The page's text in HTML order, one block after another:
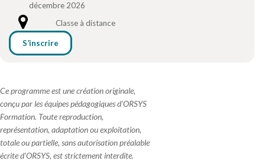
décembre 2026
Classe à distance
S’inscrire
Ce programme est une création originale,
conçu par les équipes pédagogiques d'ORSYS
Formation. Toute reproduction,
représentation, adaptation ou exploitation,
totale ou partielle, sans autorisation préalable
écrite d'ORSYS, est strictement interdite.